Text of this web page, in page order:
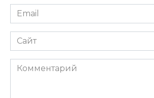
Email
*
Сайт
Комментарий